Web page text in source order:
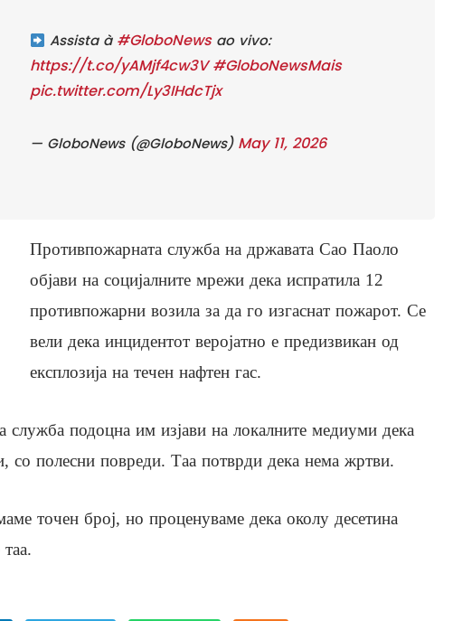
Assista à #GloboNewsao vivo:
https://t.co/yAMjf4cw3V #GloboNewsMais
pic.twitter.com/Ly3IHdcTjx
— GloboNews (@GloboNews) May 11, 2026
Противпожарната служба на државата Сао Паоло
објави на социјалните мрежи дека испратила 12
противпожарни возила за да го изгаснат пожарот. Се
вели дека инцидентот веројатно е предизвикан од
експлозија на течен нафтен гас.
служба подоцна им изјави на локалните медиуми дека
со полесни повреди. Таа потврди дека нема жртви.
точен број, но проценуваме дека околу десетина